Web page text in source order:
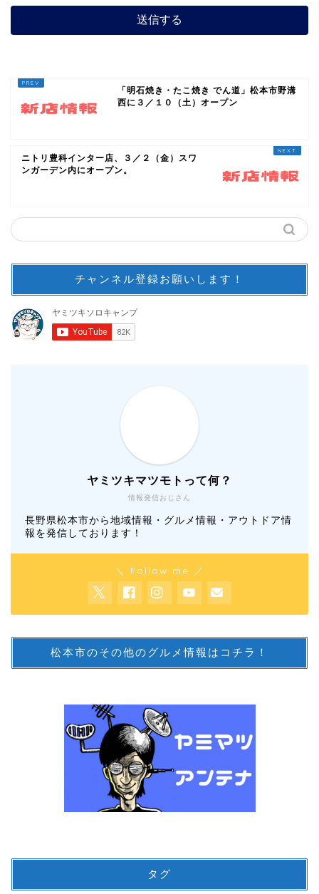
「明石焼き・たこ焼き でん道」松本市野溝
西に３／１０（土）オープン
ニトリ豊科インター店、３／２（金）スワ
ンガーデン内にオープン。
チャンネル登録お願いします！
情報発信おじさん
ヤミツキマツモトって何？
長野県松本市から地域情報・グルメ情報・アウトドア情
報を発信しております！
＼ Follow me ／
松本市のその他のグルメ情報はコチラ！
タグ